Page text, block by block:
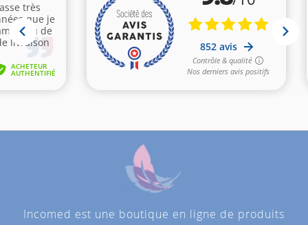
Incomed est une boutique en ligne de produits